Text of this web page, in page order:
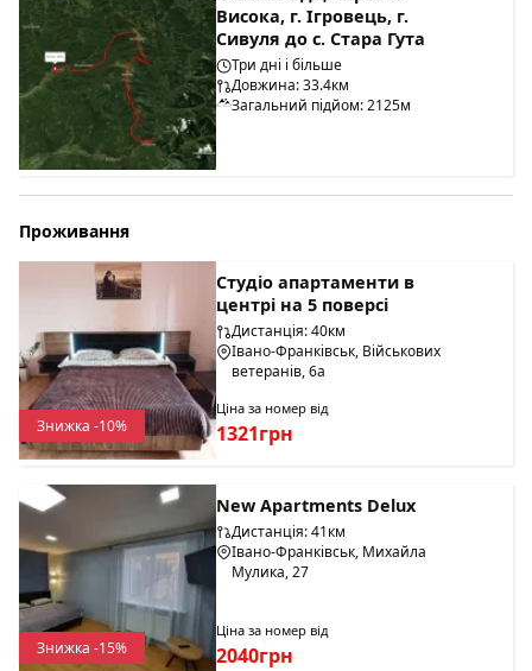
Висока, г. Ігровець, г.
Сивуля до с. Стара Гута
Три дні і більше
Довжина: 33.4км
Загальний підйом: 2125м
Проживання
Знижка -10%
Студіо апартаменти в
центрі на 5 поверсі
Дистанція: 40км
Івано-Франківськ, Військових
ветеранів, 6а
Ціна за номер від
1321грн
Знижка -15%
New Apartments Delux
Дистанція: 41км
Івано-Франківськ, Михайла
Мулика, 27
Ціна за номер від
2040грн